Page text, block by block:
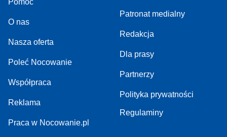
Pomoc
O nas
Nasza oferta
Poleć Nocowanie
Współpraca
Reklama
Praca w Nocowanie.pl
Patronat medialny
Redakcja
Dla prasy
Partnerzy
Polityka prywatności
Regulaminy